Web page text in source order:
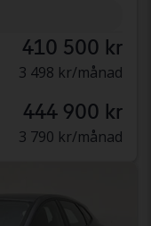
410 500 kr
3 498 kr/månad
444 900 kr
3 790 kr/månad